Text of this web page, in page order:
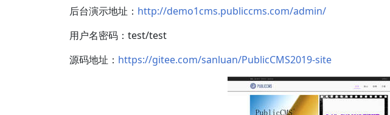
后台演示地址： http://demo1cms.publiccms.com/admin/
用户名密码：test/test
源码地址： https://gitee.com/sanluan/PublicCMS2019-site